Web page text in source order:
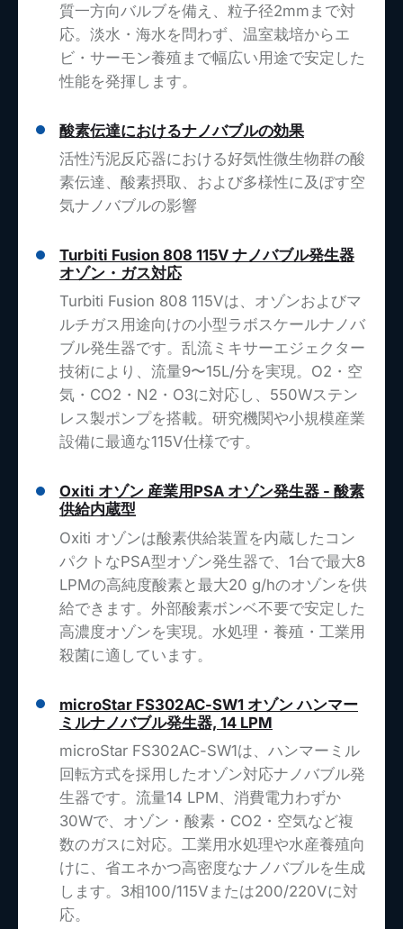
質一方向バルブを備え、粒子径2mmまで対
応。淡水・海水を問わず、温室栽培からエ
ビ・サーモン養殖まで幅広い用途で安定した
性能を発揮します。
酸素伝達におけるナノバブルの効果
活性汚泥反応器における好気性微生物群の酸
素伝達、酸素摂取、および多様性に及ぼす空
気ナノバブルの影響
Turbiti Fusion 808 115V ナノバブル発生器
オゾン・ガス対応
Turbiti Fusion 808 115Vは、オゾンおよびマ
ルチガス用途向けの小型ラボスケールナノバ
ブル発生器です。乱流ミキサーエジェクター
技術により、流量9〜15L/分を実現。O2・空
気・CO2・N2・O3に対応し、550Wステン
レス製ポンプを搭載。研究機関や小規模産業
設備に最適な115V仕様です。
Oxiti オゾン 産業用PSA オゾン発生器 - 酸素
供給内蔵型
Oxiti オゾンは酸素供給装置を内蔵したコン
パクトなPSA型オゾン発生器で、1台で最大8
LPMの高純度酸素と最大20 g/hのオゾンを供
給できます。外部酸素ボンベ不要で安定した
高濃度オゾンを実現。水処理・養殖・工業用
殺菌に適しています。
microStar FS302AC-SW1 オゾン ハンマー
ミルナノバブル発生器, 14 LPM
microStar FS302AC-SW1は、ハンマーミル
回転方式を採用したオゾン対応ナノバブル発
生器です。流量14 LPM、消費電力わずか
30Wで、オゾン・酸素・CO2・空気など複
数のガスに対応。工業用水処理や水産養殖向
けに、省エネかつ高密度なナノバブルを生成
します。3相100/115Vまたは200/220Vに対
応。